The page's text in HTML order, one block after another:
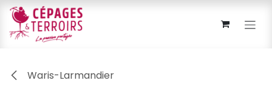
Se rendre au contenu
Waris-Larmandier